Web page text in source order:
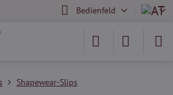
Bedienfeld
Shapewear-Slips